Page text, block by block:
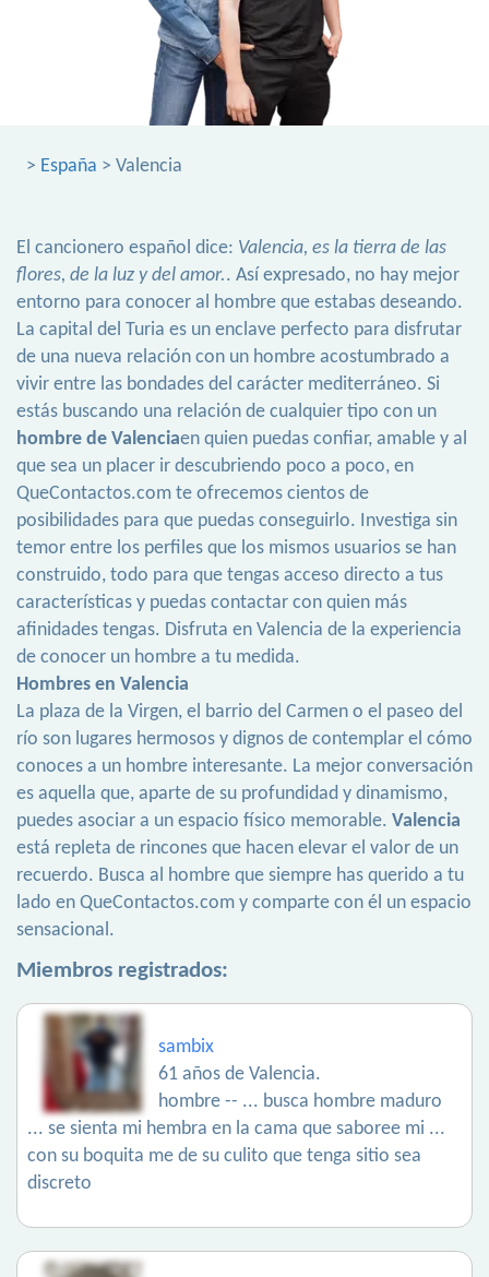
> España > Valencia
El cancionero español dice: Valencia, es la tierra de las
flores, de la luz y del amor.. Así expresado, no hay mejor
entorno para conocer al hombre que estabas deseando.
La capital del Turia es un enclave perfecto para disfrutar
de una nueva relación con un hombre acostumbrado a
vivir entre las bondades del carácter mediterráneo. Si
estás buscando una relación de cualquier tipo con un
hombre de Valenciaen quien puedas confiar, amable y al
que sea un placer ir descubriendo poco a poco, en
QueContactos.com te ofrecemos cientos de
posibilidades para que puedas conseguirlo. Investiga sin
temor entre los perfiles que los mismos usuarios se han
construido, todo para que tengas acceso directo a tus
características y puedas contactar con quien más
afinidades tengas. Disfruta en Valencia de la experiencia
de conocer un hombre a tu medida.
Hombres en Valencia
La plaza de la Virgen, el barrio del Carmen o el paseo del
río son lugares hermosos y dignos de contemplar el cómo
conoces a un hombre interesante. La mejor conversación
es aquella que, aparte de su profundidad y dinamismo,
puedes asociar a un espacio físico memorable. Valencia
está repleta de rincones que hacen elevar el valor de un
recuerdo. Busca al hombre que siempre has querido a tu
lado en QueContactos.com y comparte con él un espacio
sensacional.
Miembros registrados:
sambix
61 años de Valencia.
hombre -- ... busca hombre maduro
... se sienta mi hembra en la cama que saboree mi ...
con su boquita me de su culito que tenga sitio sea
discreto